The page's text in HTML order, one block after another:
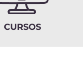
CURSOS